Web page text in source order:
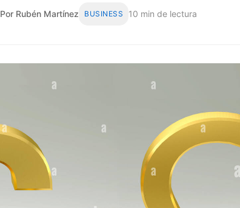
Por Rubén Martínez BUSINESS 10 min de lectura